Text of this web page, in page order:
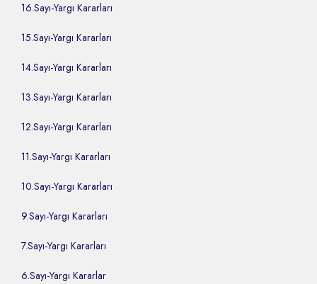
16.Sayı-Yargı Kararları
15.Sayı-Yargı Kararları
14.Sayı-Yargı Kararları
13.Sayı-Yargı Kararları
12.Sayı-Yargı Kararları
11.Sayı-Yargı Kararları
10.Sayı-Yargı Kararları
9.Sayı-Yargı Kararları
7.Sayı-Yargı Kararları
6.Sayı-Yargı Kararlar